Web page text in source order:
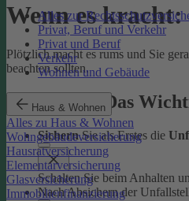
Alles zur
Privat, Beruf und Verkehr
Privat und Beruf
Verkehr
Wohnen und Gebäude
Haus & Wohnen
Alles zu Haus & Wohnen
Wohngebäudeversicherung
Hausratversicherung
Elementarversicherung
Glasversicherung
Immobilienfinanzierung
Wenn es
Plötzlich macht es rums und Sie
beachten sollten.
Autounfall: Das
SichernSie als Erstes die
Schalten Sie beim Anhalten
Nach Absichern der